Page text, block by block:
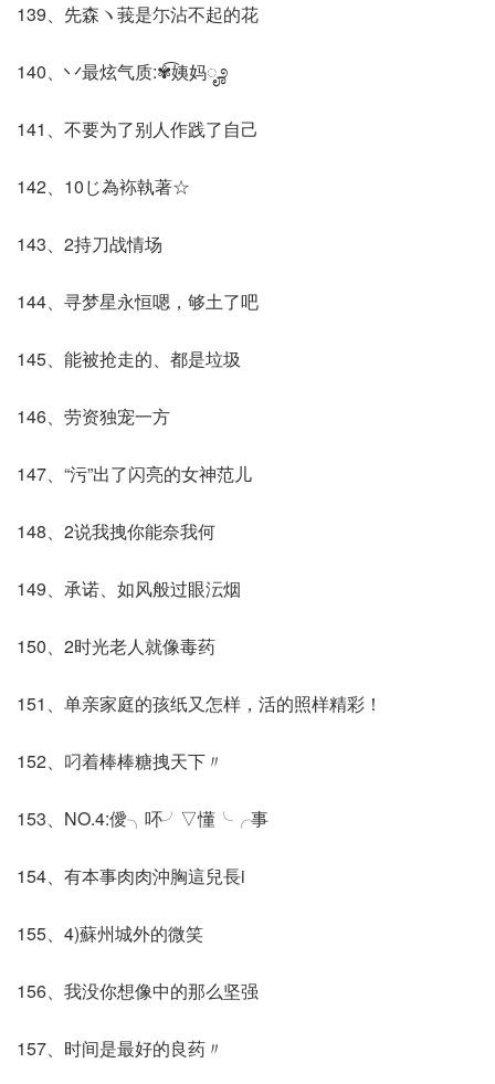
139、先森ヽ莪是尓沾不起的花
140、丷最炫气质:✾͡姨妈ೄ೨
141、不要为了别人作践了自己
142、10じ為袮執著☆
143、2持刀战情场
144、寻梦星永恒嗯，够土了吧
145、能被抢走的、都是垃圾
146、劳资独宠一方
147、“污”出了闪亮的女神范儿
148、2说我拽你能奈我何
149、承诺、如风般过眼沄烟
150、2时光老人就像毒药
151、单亲家庭的孩纸又怎样，活的照样精彩！
152、叼着棒棒糖拽天下〃
153、NO.4:僾╮吥╯▽懂╰╭事
154、有本事肉肉沖胸這兒長i
155、4)蘇州城外的微笑
156、我没你想像中的那么坚强
157、时间是最好的良药〃